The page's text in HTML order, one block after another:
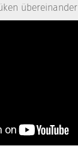
übereinander